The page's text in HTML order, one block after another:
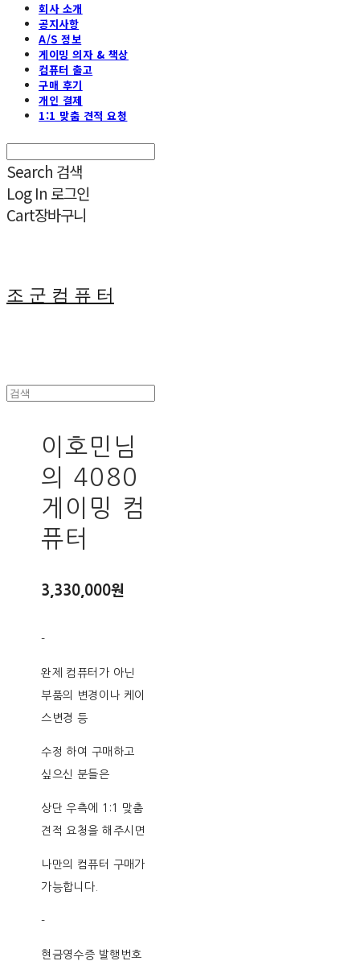
회사 소개
공지사항
A/S 정보
게이밍 의자 & 책상
컴퓨터 출고
구매 후기
개인 결제
1:1 맞춤 견적 요청
Search 검색
Log In 로그인
Cart장바구니
조 군 컴 퓨 터
이호민님
의 4080
게이밍 컴
퓨터
3,330,000원
-
완제 컴퓨터가 아닌
부품의 변경이나 케이
스변경 등
수정 하여 구매하고
싶으신 분들은
상단 우측에 1:1 맞춤
견적 요청을 해주시면
나만의 컴퓨터 구매가
가능합니다.
-
현금영수증 발행번호